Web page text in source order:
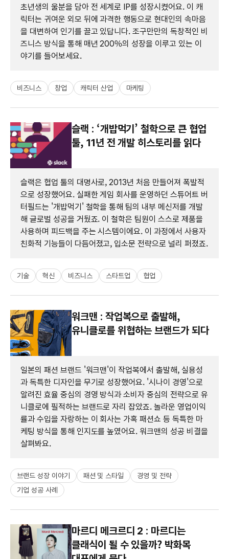
초년생의 울분을 담아 전 세계로 IP를 성장시켰어요. 이 캐
릭터는 귀여운 외모 뒤에 과격한 행동으로 현대인의 속마음
을 대변하여 인기를 끌고 있답니다. 조구만만의 독창적인 비
즈니스 방식을 통해 매년 200%의 성장을 이루고 있는 이
야기를 들어보세요.
비즈니스 창업 캐릭터 산업 마케팅
슬랙 : ‘개밥먹기’ 철학으로 큰 협업
툴, 11년 전 개발 히스토리를 읽다
슬랙은 협업 툴의 대명사로, 2013년 처음 만들어져 폭발적
으로 성장했어요. 실패한 게임 회사를 운영하던 스튜어트 버
터필드는 '개밥먹기' 철학을 통해 팀의 내부 메신저를 개발
해 글로벌 성공을 거뒀죠. 이 철학은 팀원이 스스로 제품을
사용하며 피드백을 주는 시스템이에요. 이 과정에서 사용자
친화적 기능들이 다듬어졌고, 입소문 전략으로 널리 퍼졌죠.
기술 혁신 비즈니스 스타트업 협업
워크맨 : 작업복으로 출발해,
유니클로를 위협하는 브랜드가 되다
일본의 패션 브랜드 '워크맨'이 작업복에서 출발해, 실용성
과 독특한 디자인을 무기로 성장했어요. '시나이 경영'으로
알려진 효율 중심의 경영 방식과 소비자 중심의 전략으로 유
니클로에 필적하는 브랜드로 자리 잡았죠. 놀라운 영업이익
률과 수입을 자랑하는 이 회사는 가혹 패션쇼 등 독특한 마
케팅 방식을 통해 인지도를 높였어요. 워크맨의 성공 비결을
살펴봐요.
브랜드 성장 이야기 패션 및 스타일
경영 및 전략
기업 성공 사례
마르디 메크르디 2 : 마르디는
클래식이 될 수 있을까? 박화목